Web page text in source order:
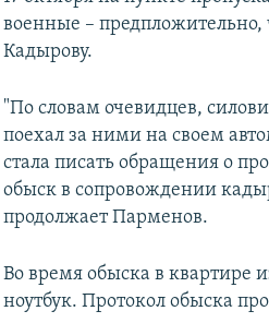
военные –
Кадырову.
"По словам очевидцев,
поехал за ними на своем
стала писать обращения о
обыск в сопровождении
продолжает Парменов.
Во время обыска в квартире
ноутбук. Протокол обыска